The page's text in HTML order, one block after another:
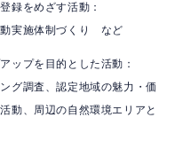
録をめざす活動：
動実施体制づくり など
ップを目的とした活動：
グ調査、認定地域の魅力・価
動、周辺の自然環境エリアと